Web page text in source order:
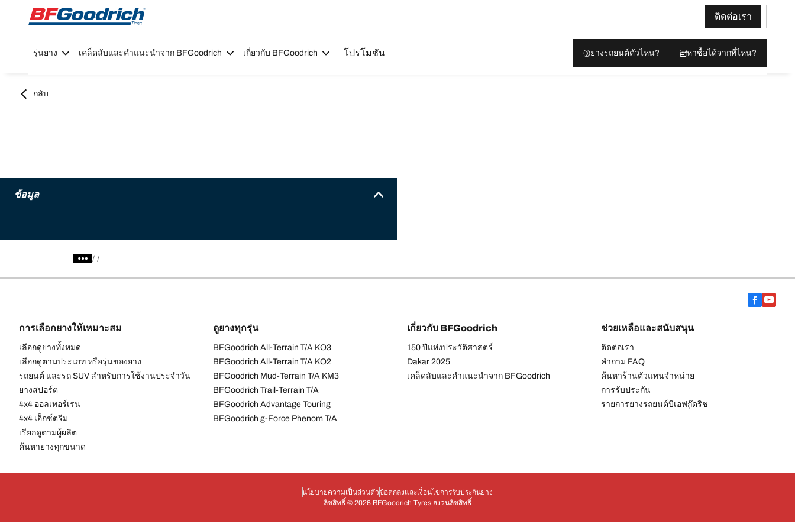
Go to page content
Go to page navigation
ติดต่อเรา
รุ่นยาง เคล็ดลับและคำแนะนำจาก BFGoodrich เกี่ยวกับ BFGoodrich โปรโมชัน ยางรถยนต์ตัวไหน? หาซื้อได้จากที่ไหน?
กลับ
ข้อมูล
/
การเลือกยางให้เหมาะสม
เลือกดูยางทั้งหมด
เลือกดูตามประเภท หรือรุ่นของยาง
รถยนต์ และรถ SUV สำหรับการใช้งานประจำวัน
ยางสปอร์ต
4x4 ออลเทอร์เรน​
4x4 เอ็กซ์ตรีม​
เรียกดูตามผู้ผลิต
ค้นหายางทุกขนาด
ดูยางทุกรุ่น
BFGoodrich All-Terrain T/A KO3
BFGoodrich All-Terrain T/A KO2
BFGoodrich Mud-Terrain T/A KM3
BFGoodrich Trail-Terrain T/A
BFGoodrich Advantage Touring
BFGoodrich g-Force Phenom T/A
เกี่ยวกับ BFGoodrich
150 ปีแห่งประวัติศาสตร์
Dakar 2025
เคล็ดลับและคำแนะนำจาก BFGoodrich
ช่วยเหลือและสนับสนุน
ติดต่อเรา
คำถาม FAQ
ค้นหาร้านตัวแทนจำหน่าย
การรับประกัน
รายการยางรถยนต์บีเอฟกู๊ดริช
นโยบายความเป็นส่วนตัวข้อตกลงและเงื่อนไขการรับประกันยาง
ลิขสิทธิ์ © 2026 BFGoodrich Tyres สงวนลิขสิทธิ์